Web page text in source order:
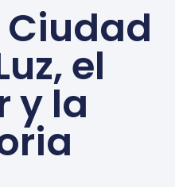
Ciudad
el
y la